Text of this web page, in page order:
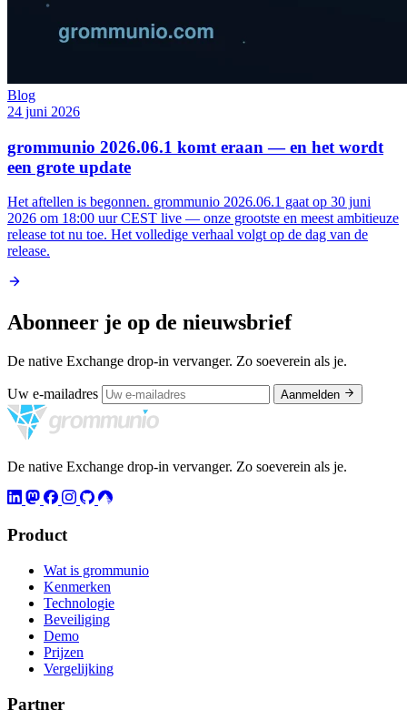
Blog
24 juni 2026
grommunio 2026.06.1 komt eraan — en het wordt
een grote update
Het aftellen is begonnen. grommunio 2026.06.1 gaat op 30 juni
2026 om 18:00 uur CEST live — onze grootste en meest ambitieuze
release tot nu toe. Het volledige verhaal volgt op de dag van de
release.
Abonneer je op de nieuwsbrief
De native Exchange drop-in vervanger. Zo soeverein als je.
Uw e-mailadres Aanmelden
De native Exchange drop-in vervanger. Zo soeverein als je.
Product
Wat is grommunio
Kenmerken
Technologie
Beveiliging
Demo
Prijzen
Vergelijking
Partner